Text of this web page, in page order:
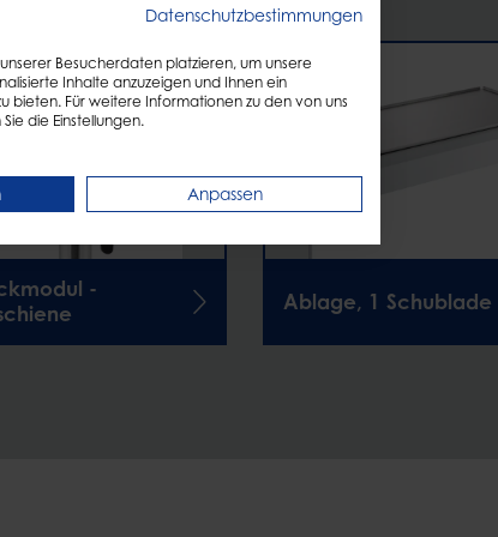
-
Ablage, 1 Schublade
Datenschutzbestimmungen
Besucherdaten platzieren, um unsere
Inhalte anzuzeigen und Ihnen ein
bieten. Für weitere Informationen zu den von uns
die Einstellungen.
Anpassen